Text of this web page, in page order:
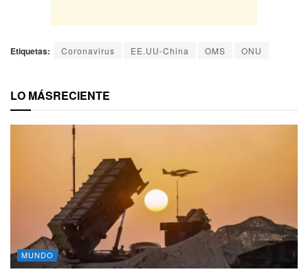
Etiquetas: Coronavirus EE.UU-China OMS ONU
LO MÁSRECIENTE
MUNDO